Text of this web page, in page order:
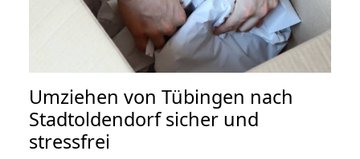
Umziehen von Tübingen nach
Stadtoldendorfsicher und
stressfrei